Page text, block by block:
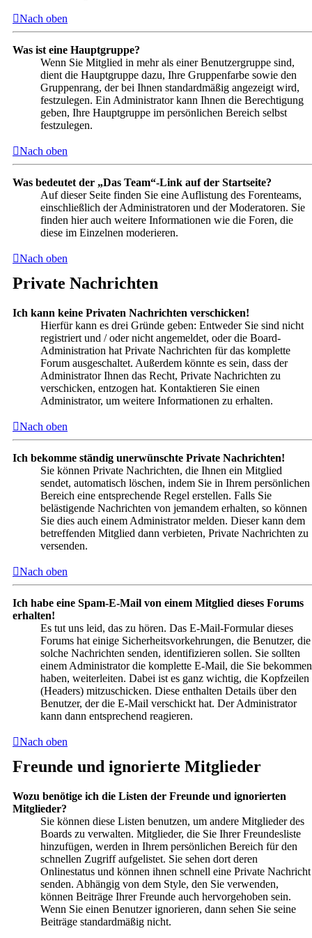
Nach oben
Was ist eine Hauptgruppe?
Wenn Sie Mitglied in mehr als einer Benutzergruppe sind,
dient die Hauptgruppe dazu, Ihre Gruppenfarbe sowie den
Gruppenrang, der bei Ihnen standardmäßig angezeigt wird,
festzulegen. Ein Administrator kann Ihnen die Berechtigung
geben, Ihre Hauptgruppe im persönlichen Bereich selbst
festzulegen.
Nach oben
Was bedeutet der „Das Team“-Link auf der Startseite?
Auf dieser Seite finden Sie eine Auflistung des Forenteams,
einschließlich der Administratoren und der Moderatoren. Sie
finden hier auch weitere Informationen wie die Foren, die
diese im Einzelnen moderieren.
Nach oben
Private Nachrichten
Ich kann keine Privaten Nachrichten verschicken!
Hierfür kann es drei Gründe geben: Entweder Sie sind nicht
registriert und / oder nicht angemeldet, oder die Board-
Administration hat Private Nachrichten für das komplette
Forum ausgeschaltet. Außerdem könnte es sein, dass der
Administrator Ihnen das Recht, Private Nachrichten zu
verschicken, entzogen hat. Kontaktieren Sie einen
Administrator, um weitere Informationen zu erhalten.
Nach oben
Ich bekomme ständig unerwünschte Private Nachrichten!
Sie können Private Nachrichten, die Ihnen ein Mitglied
sendet, automatisch löschen, indem Sie in Ihrem persönlichen
Bereich eine entsprechende Regel erstellen. Falls Sie
belästigende Nachrichten von jemandem erhalten, so können
Sie dies auch einem Administrator melden. Dieser kann dem
betreffenden Mitglied dann verbieten, Private Nachrichten zu
versenden.
Nach oben
Ich habe eine Spam-E-Mail von einem Mitglied dieses Forums
erhalten!
Es tut uns leid, das zu hören. Das E-Mail-Formular dieses
Forums hat einige Sicherheitsvorkehrungen, die Benutzer, die
solche Nachrichten senden, identifizieren sollen. Sie sollten
einem Administrator die komplette E-Mail, die Sie bekommen
haben, weiterleiten. Dabei ist es ganz wichtig, die Kopfzeilen
(Headers) mitzuschicken. Diese enthalten Details über den
Benutzer, der die E-Mail verschickt hat. Der Administrator
kann dann entsprechend reagieren.
Nach oben
Freunde und ignorierte Mitglieder
Wozu benötige ich die Listen der Freunde und ignorierten
Mitglieder?
Sie können diese Listen benutzen, um andere Mitglieder des
Boards zu verwalten. Mitglieder, die Sie Ihrer Freundesliste
hinzufügen, werden in Ihrem persönlichen Bereich für den
schnellen Zugriff aufgelistet. Sie sehen dort deren
Onlinestatus und können ihnen schnell eine Private Nachricht
senden. Abhängig von dem Style, den Sie verwenden,
können Beiträge Ihrer Freunde auch hervorgehoben sein.
Wenn Sie einen Benutzer ignorieren, dann sehen Sie seine
Beiträge standardmäßig nicht.